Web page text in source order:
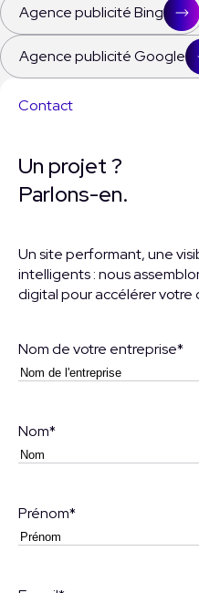
Agence publicité Bing
Agence publicité Google
Contact
Un projet ?
Parlons-en.
Un site performant, une
intelligents : nous
digital pour accélérer votre
Nom de votre entreprise*
Nom*
Prénom*